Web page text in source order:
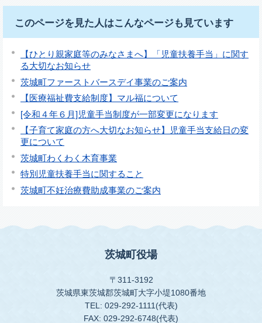
このページを見た人はこんなページも見ています
【ひとり親家庭等のみなさまへ】「児童扶養手当」に関す
る大切なお知らせ
茨城町ファーストバースデイ事業のご案内
【医療福祉費支給制度】マル福について
[令和４年６月]児童手当制度が一部変更になります
【子育て家庭の方へ大切なお知らせ】児童手当支給日の変
更について
茨城町わくわく木育事業
特別児童扶養手当に関すること
茨城町不妊治療費助成事業のご案内
茨城町役場
〒311-3192
茨城県東茨城郡茨城町大字小堤1080番地
TEL: 029-292-1111(代表)
FAX: 029-292-6748(代表)